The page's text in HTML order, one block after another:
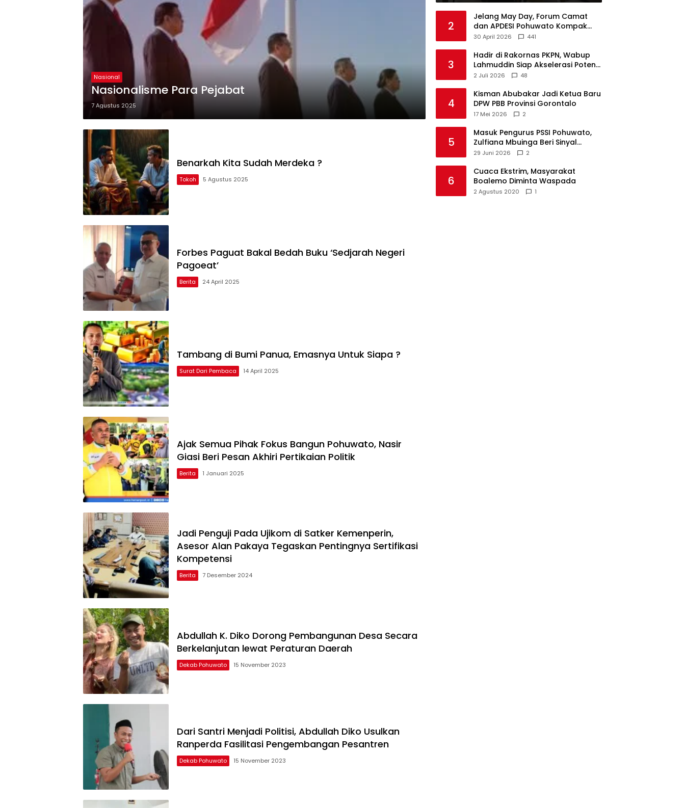
Nasional
Nasionalisme Para Pejabat
7 Agustus 2025
Benarkah Kita Sudah Merdeka ?
Tokoh 5 Agustus 2025
Forbes Paguat Bakal Bedah Buku ‘Sedjarah Negeri
Pagoeat’
Berita 24 April 2025
Tambang di Bumi Panua, Emasnya Untuk Siapa ?
Surat Dari Pembaca 14 April 2025
Ajak Semua Pihak Fokus Bangun Pohuwato, Nasir
Giasi Beri Pesan Akhiri Pertikaian Politik
Berita 1 Januari 2025
Jadi Penguji Pada Ujikom di Satker Kemenperin,
Asesor Alan Pakaya Tegaskan Pentingnya Sertifikasi
Kompetensi
Berita 7 Desember 2024
Abdullah K. Diko Dorong Pembangunan Desa Secara
Berkelanjutan lewat Peraturan Daerah
Dekab Pohuwato 15 November 2023
Dari Santri Menjadi Politisi, Abdullah Diko Usulkan
Ranperda Fasilitasi Pengembangan Pesantren
Dekab Pohuwato 15 November 2023
2
Jelang May Day, Forum Camat
dan APDESI Pohuwato Kompak
Minta Aksi BARA API Ditunda
30 April 2026 441
3
Hadir di Rakornas PKPN, Wabup
Lahmuddin Siap Akselerasi Potensi
Maritim Boalemo
2 Juli 2026 48
4
Kisman Abubakar Jadi Ketua Baru
DPW PBB Provinsi Gorontalo
17 Mei 2026 2
5
Masuk Pengurus PSSI Pohuwato,
Zulfiana Mbuinga Beri Sinyal
Dampingi Nasir di Arena Politik ?
29 Juni 2026 2
6
Cuaca Ekstrim, Masyarakat
Boalemo Diminta Waspada
2 Agustus 2020 1